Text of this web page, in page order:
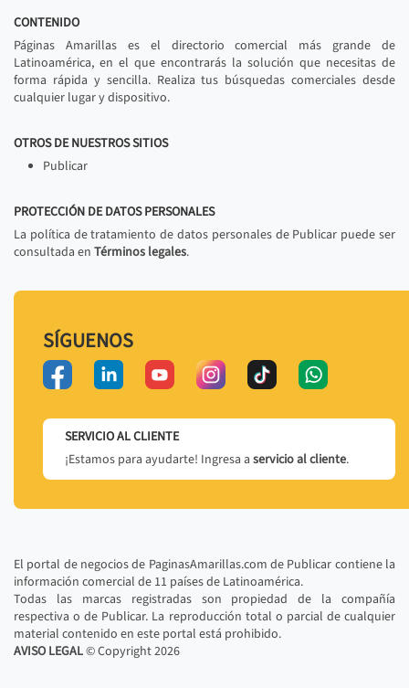
CONTENIDO
Páginas Amarillas es el directorio comercial más grande de
Latinoamérica, en el que encontrarás la solución que necesitas de
forma rápida y sencilla. Realiza tus búsquedas comerciales desde
cualquier lugar y dispositivo.
OTROS DE NUESTROS SITIOS
Publicar
PROTECCIÓN DE DATOS PERSONALES
La política de tratamiento de datos personales de Publicar puede ser
consultada en Términos legales.
SÍGUENOS
SERVICIO AL CLIENTE
¡Estamos para ayudarte! Ingresa a servicio al cliente.
El portal de negocios de PaginasAmarillas.com de Publicar contiene la
información comercial de 11 países de Latinoamérica.
Todas las marcas registradas son propiedad de la compañía
respectiva o de Publicar. La reproducción total o parcial de cualquier
material contenido en este portal está prohibido.
AVISO LEGAL© Copyright2026